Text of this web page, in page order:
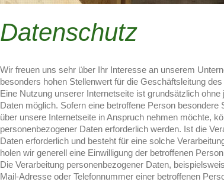
Datenschutz
Wir freuen uns sehr über Ihr Interesse an unserem
besonders hohen Stellenwert für die Geschäftsleitung
Eine Nutzung unserer Internetseite ist grundsätzlich
Daten möglich. Sofern eine betroffene Person
über unsere Internetseite in Anspruch nehmen möchte,
personenbezogener Daten erforderlich werden. Ist die
Daten erforderlich und besteht für eine solche
holen wir generell eine Einwilligung der betroffenen
Die Verarbeitung personenbezogener Daten,
Mail-Adresse oder Telefonnummer einer betroffenen